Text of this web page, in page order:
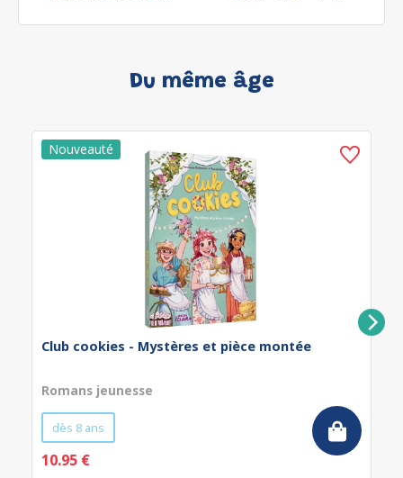
Du même âge
Club cookies - Mystères et pièce montée
Romans jeunesse
dès 8 ans
10.95 €